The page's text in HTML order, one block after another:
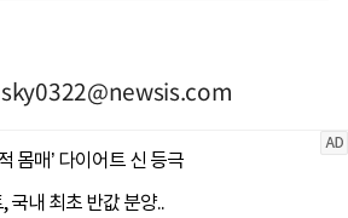
sky0322@newsis.com